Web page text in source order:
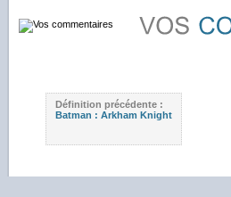
Définition précédente :
Batman : Arkham Knight